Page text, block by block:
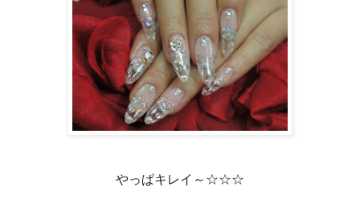
やっぱキレイ～☆☆☆